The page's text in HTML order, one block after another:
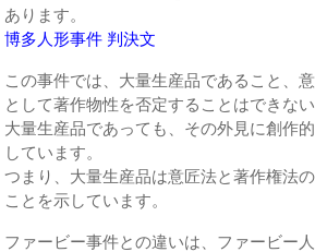
あります。
博多人形事件 判決文
この事件では、大量生産品であること、
として著作物性を否定することはできない
大量生産品であっても、その外見に創作
しています。
つまり、大量生産品は意匠法と著作権法
ことを示しています。
ファービー事件との違いは、ファービー